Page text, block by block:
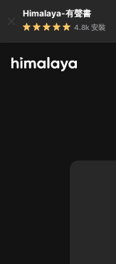
Himalaya-有聲書
4.8k 安裝